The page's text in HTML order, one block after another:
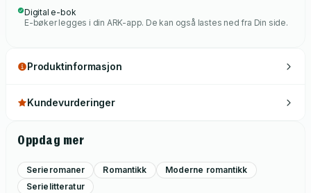
Digital e-bok
E-bøker legges i din ARK-app. De kan også lastes ned fra Din side.
Produktinformasjon
Kundevurderinger
Oppdag mer
Serieromaner Romantikk
Moderne romantikk
Serielitteratur